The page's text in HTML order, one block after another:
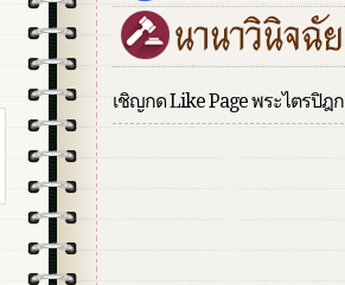
เชิญกด Like Page พระไตรปิฎก